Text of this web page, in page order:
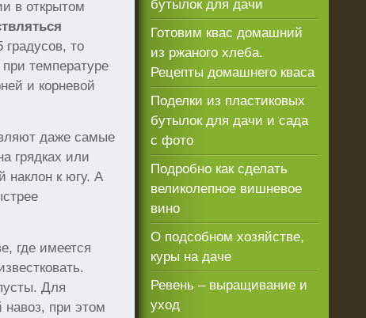
в открытом
то
температуре
и корневой
даже самые
грядках или
наклон к югу. А
где имеется
Для
навоз, при этом
бутылок для дачи
Готовим квас домашний
из ржаного хлеба.
Рецепты домашнего кваса
Поделки из пластиковых
бутылок для дачи и сада
с фото
Подробно как сделать
великолепное вишневое
вино
О подсобном хозяйстве,
куры на даче
Ревень – выращивание и
уход